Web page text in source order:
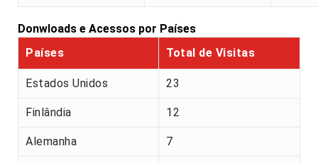
Donwloads e Acessos por Países
Países
Total de Visitas
Estados Unidos 23
Finlândia 12
Alemanha 7